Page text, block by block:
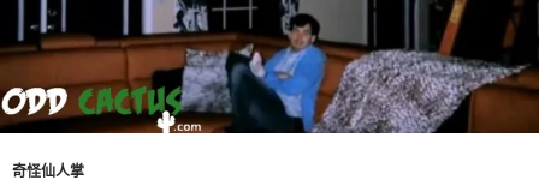
奇怪仙人掌